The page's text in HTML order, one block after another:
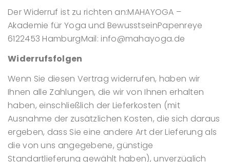
Der Widerruf ist zu richten an:MAHAYOGA –
Akademie für Yoga und BewusstseinPapenreye
6122453 HamburgMail: info@mahayoga.de
Widerrufsfolgen
Wenn Sie diesen Vertrag widerrufen, haben wir
Ihnen alle Zahlungen, die wir von Ihnen erhalten
haben, einschließlich der Lieferkosten (mit
Ausnahme der zusätzlichen Kosten, die sich daraus
ergeben, dass Sie eine andere Art der Lieferung als
die von uns angegebene, günstige
Standartlieferung gewählt haben), unverzüglich